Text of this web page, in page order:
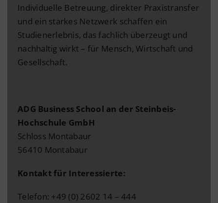
Individuelle Betreuung, direkter Praxistransfer
und ein starkes Netzwerk schaffen ein
Studienerlebnis, das fachlich überzeugt und
nachhaltig wirkt – für Mensch, Wirtschaft und
Gesellschaft.
ADG Business School an der Steinbeis-
Hochschule GmbH
Schloss Montabaur
56410 Montabaur
Kontakt für Interessierte:
Telefon: +49 (0) 2602 14 – 444